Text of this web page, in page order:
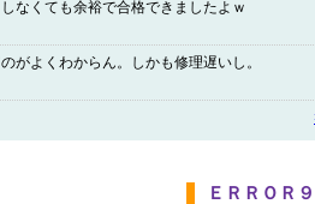
なくても余裕で合格できましたよｗ
がよくわからん。しかも修理遅いし。
ＥＲＲＯＲ